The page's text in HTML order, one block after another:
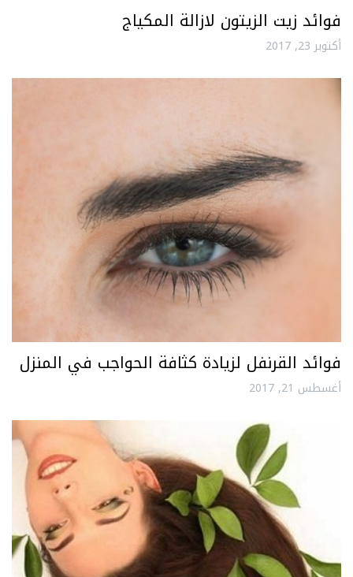
فوائد زيت الزيتون لازالة المكياج
أكتوبر 23, 2017
فوائد القرنفل لزيادة كثافة الحواجب في المنزل
أغسطس 21, 2017